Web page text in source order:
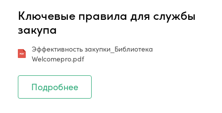
Ключевые правила для службы
закупа
Эффективность закупки_Библиотека
Welcomepro.pdf
Подробнее